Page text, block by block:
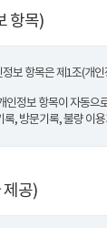
항목)
보 항목은 제1조(개
정보 항목이 자동으
록, 방문기록, 불량 이
공)